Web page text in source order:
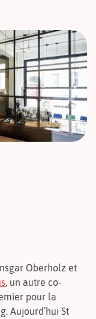
Oberholz et
, un autre co-
pour la
Aujourd’hui St